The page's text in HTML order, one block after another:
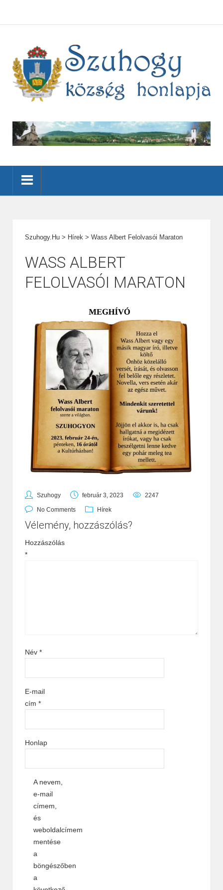
Szuhogy.hu > Hírek > Wass Albert Felolvasói Maraton
WASS ALBERT
FELOLVASÓI MARATON
Szuhogy február 3, 2023 2247
No Comments Hírek
Vélemény, hozzászólás?
Hozzászólás
*
Név *
E-mail
cím *
Honlap
A nevem,
e-mail
címem,
és
weboldalcímem
mentése
a
böngészőben
a